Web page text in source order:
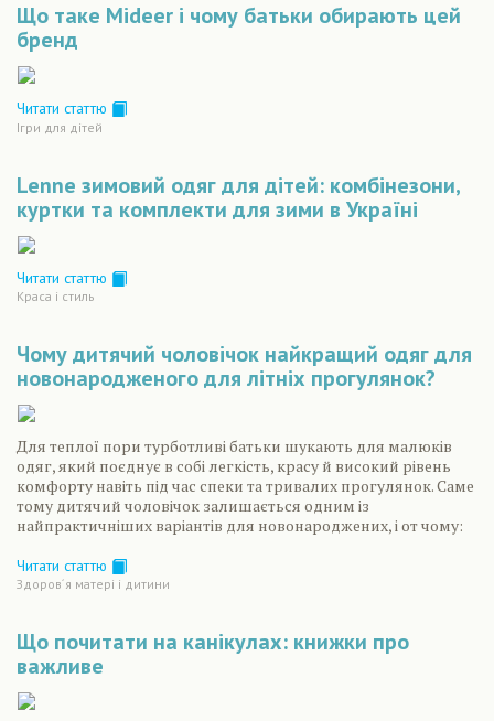
Що таке Mideer і чому батьки обирають цей
бренд
Читати статтю
Ігри для дітей
Lenne зимовий одяг для дітей: комбінезони,
куртки та комплекти для зими в Україні
Читати статтю
Краса і стиль
Чому дитячий чоловічок найкращий одяг для
новонародженого для літніх прогулянок?
Для теплої пори турботливі батьки шукають для малюків
одяг, який поєднує в собі легкість, красу й високий рівень
комфорту навіть під час спеки та тривалих прогулянок. Саме
тому дитячий чоловічок залишається одним із
найпрактичніших варіантів для новонароджених, і от чому:
Читати статтю
Здоров´я матері і дитини
Що почитати на канікулах: книжки про
важливе